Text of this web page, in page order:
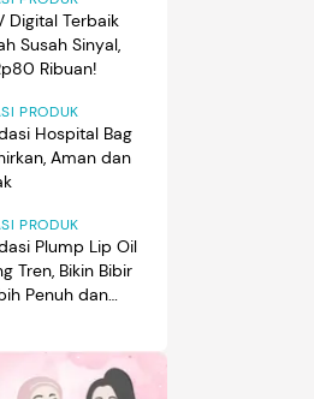
Digital Terbaik
Susah Sinyal,
Ribuan!
PRODUK
Hospital Bag
Aman dan
PRODUK
Plump Lip Oil
Tren, Bikin Bibir
Penuh dan